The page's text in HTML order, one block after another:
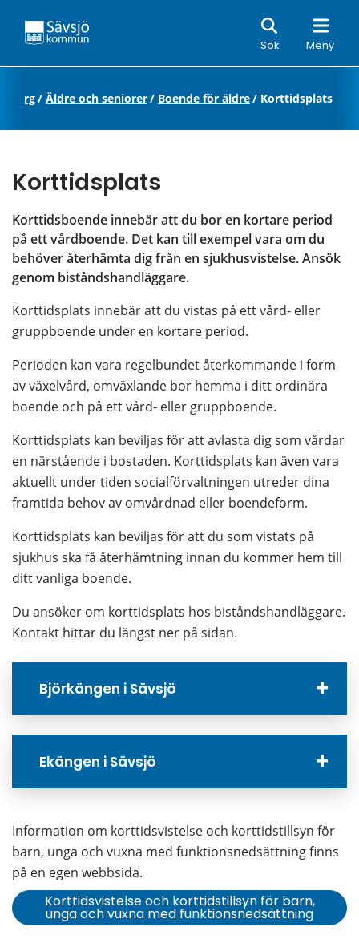
Sök Meny
Sök
/ Äldre och seniorer/ Boende för äldre/ Korttidsplats
Korttidsplats
Korttidsboende innebär att du bor en kortare period
på ett vårdboende. Det kan till exempel vara om du
behöver återhämta dig från en sjukhusvistelse. Ansök
genom biståndshandläggare.
Korttidsplats innebär att du vistas på ett vård- eller
gruppboende under en kortare period.
Perioden kan vara regelbundet återkommande i form
av växelvård, omväxlande bor hemma i ditt ordinära
boende och på ett vård- eller gruppboende.
Korttidsplats kan beviljas för att avlasta dig som vårdar
en närstående i bostaden. Korttidsplats kan även vara
aktuellt under tiden socialförvaltningen utreder dina
framtida behov av omvårdnad eller boendeform.
Korttidsplats kan beviljas för att du som vistats på
sjukhus ska få återhämtning innan du kommer hem till
ditt vanliga boende.
Du ansöker om korttidsplats hos biståndshandläggare.
Kontakt hittar du längst ner på sidan.
Björkängen i Sävsjö
Ekängen i Sävsjö
Information om korttidsvistelse och korttidstillsyn för
barn, unga och vuxna med funktionsnedsättning finns
på en egen webbsida.
Korttidsvistelse och korttidstillsyn för barn,
unga och vuxna med funktionsnedsättning